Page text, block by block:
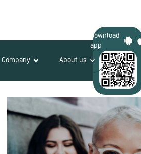
Company About us Login
Download
app